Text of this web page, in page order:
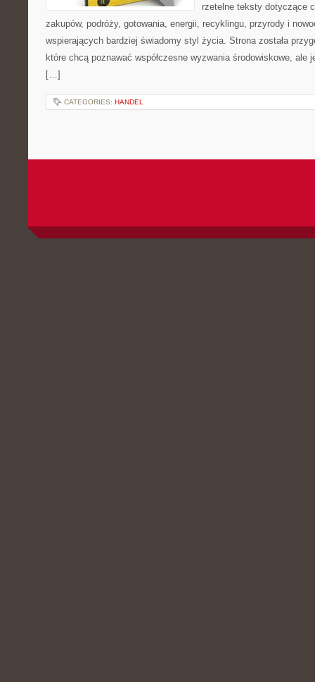
rzetelne teksty dotyczące
zakupów, podróży, gotowania, energii, recyklingu, przyrody i
wspierających bardziej świadomy styl życia. Strona została
które chcą poznawać współczesne wyzwania środowiskowe, ale
[…]
CATEGORIES: HANDEL